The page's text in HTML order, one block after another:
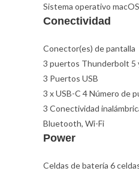
Sistema operativo
Conectividad
Conector(es) de pantalla
3 puertos Thunderbolt 5
3 Puertos USB
3 x USB-C 4 Número de
3 Conectividad
Bluetooth, Wi-Fi
Power
Celdas de batería 6